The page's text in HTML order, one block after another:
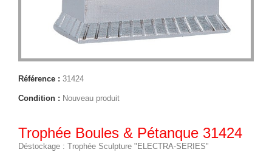
Référence : 31424
Condition : Nouveau produit
Trophée Boules & Pétanque 31424
Déstockage : Trophée Sculpture "ELECTRA-SERIES"